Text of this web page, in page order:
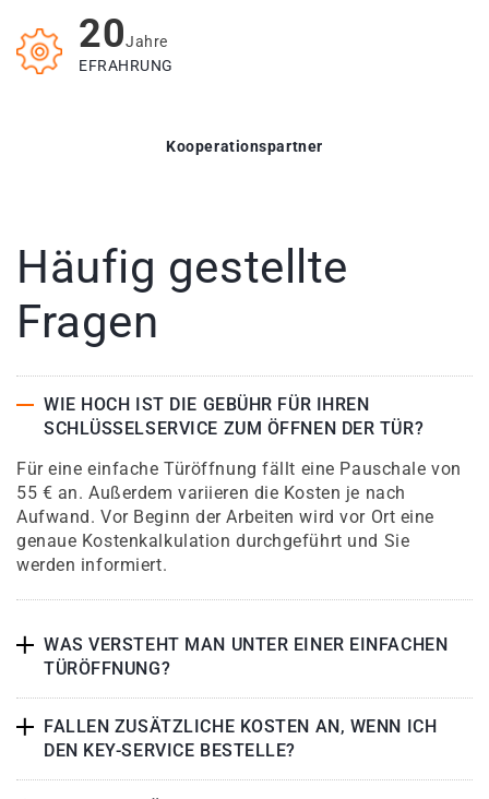
20Jahre
EFRAHRUNG
Kooperationspartner
Häufig gestellte
Fragen
WIE HOCH IST DIE GEBÜHR FÜR IHREN
SCHLÜSSELSERVICE ZUM ÖFFNEN DER TÜR?
Für eine einfache Türöffnung fällt eine Pauschale von
55 € an. Außerdem variieren die Kosten je nach
Aufwand. Vor Beginn der Arbeiten wird vor Ort eine
genaue Kostenkalkulation durchgeführt und Sie
werden informiert.
WAS VERSTEHT MAN UNTER EINER EINFACHEN
TÜRÖFFNUNG?
FALLEN ZUSÄTZLICHE KOSTEN AN, WENN ICH
DEN KEY-SERVICE BESTELLE?